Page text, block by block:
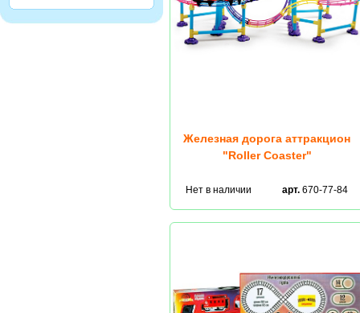
Железная дорога аттракцион
"Roller Coaster"
Нет в наличии арт. 670-77-84